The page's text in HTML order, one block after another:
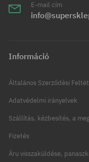
E-mail cím
Információ
Általános Szerződési
Adatvédelmi irányelvek
Szállítás, kézbesítés, a
Fizetés
Áru visszaküldése,